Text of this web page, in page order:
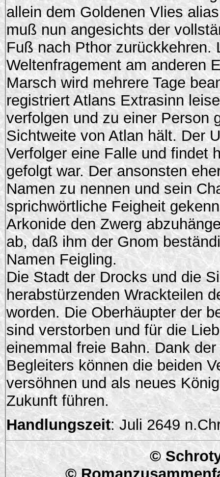
allein dem Goldenen Vlies
muß nun angesichts der
Fuß nach Pthor zurückkehren.
Weltenfragement am anderen
Marsch wird mehrere Tage
registriert Atlans Extrasinn
verfolgen und zu einer Person
Sichtweite von Atlan hält. Der
Verfolger eine Falle und findet
gefolgt war. Der ansonsten
Namen zu nennen und sein
sprichwörtliche Feigheit
Arkonide den Zwerg
ab, daß ihm der Gnom
Namen Feigling.
Die Stadt der Drocks und die
herabstürzenden Wrackteilen
worden. Die Oberhäupter der
sind verstorben und für die
einemmal freie Bahn. Dank
Begleiters können die beiden
versöhnen und als neues
Zukunft führen.
Handlungszeit: Juli 2649
©